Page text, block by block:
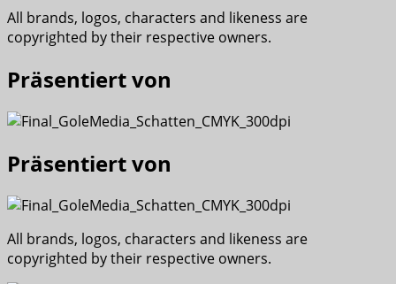
All brands, logos, characters and likeness are
copyrighted by their respective owners.
Präsentiert von
Präsentiert von
All brands, logos, characters and likeness are
copyrighted by their respective owners.